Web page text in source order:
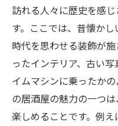
訪れる人々に歴史を感
す。ここでは、昔懐か
時代を思わせる装飾が
ったインテリア、古い
イムマシンに乗ったか
の居酒屋の魅力の一つ
楽しめることです。例